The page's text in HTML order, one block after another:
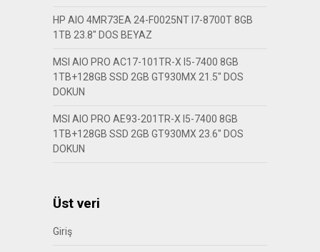
HP AIO 4MR73EA 24-F0025NT I7-8700T 8GB
1TB 23.8″ DOS BEYAZ
MSI AIO PRO AC17-101TR-X I5-7400 8GB
1TB+128GB SSD 2GB GT930MX 21.5″ DOS
DOKUN
MSI AIO PRO AE93-201TR-X I5-7400 8GB
1TB+128GB SSD 2GB GT930MX 23.6″ DOS
DOKUN
Üst veri
Giriş